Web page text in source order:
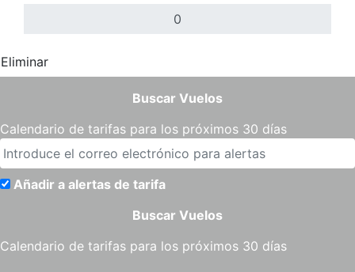
Eliminar
Buscar Vuelos
Calendario de tarifas para los próximos 30 días
Añadir a alertas de tarifa
Buscar Vuelos
Calendario de tarifas para los próximos 30 días